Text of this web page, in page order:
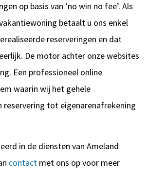
op basis van ‘no win no fee’. Als
betaalt u ons enkel
reserveringen en dat
De motor achter onze websites
Een professioneel online
waarin wij het gehele
reservering tot eigenarenafrekening
in de diensten van Ameland
contact met ons op voor meer